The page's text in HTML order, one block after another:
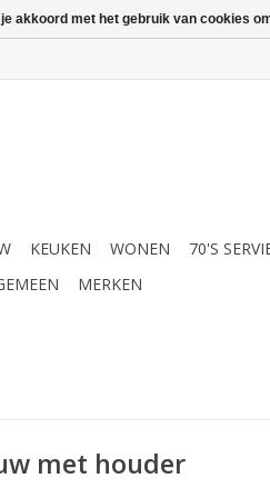
KEUKEN WONEN 70'S
MERKEN
met houder
akkoord met het gebruik van cookies